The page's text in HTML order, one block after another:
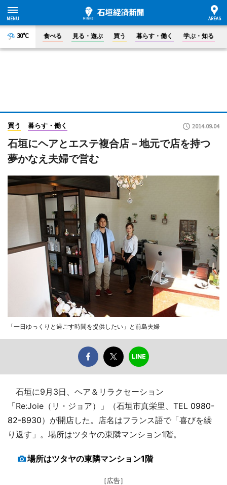
30°C 食べる 見る・遊ぶ 買う 暮らす・働く 学ぶ・知る
買う 暮らす・働く 2014.09.04
石垣にヘアとエステ複合店－地元で店を持つ
夢かなえ夫婦で営む
「一日ゆっくりと過ごす時間を提供したい」と前島夫婦
石垣に9月3日、ヘア＆リラクセーション
「Re:Joie（リ・ジョア）」（石垣市真栄里、TEL 0980-
82-8930）が開店した。店名はフランス語で「喜びを繰
り返す」。場所はツタヤの東隣マンション1階。
場所はツタヤの東隣マンション1階
［広告］